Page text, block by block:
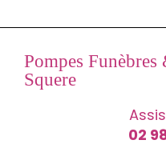
Pompes
Squere
02